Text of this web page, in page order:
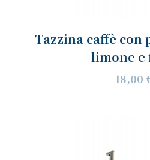
Tazzina caffè
limone e
18,00